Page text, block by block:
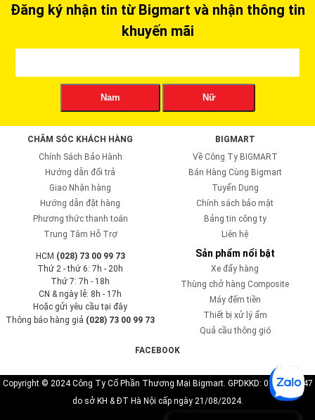
Đăng ký nhận tin từ Bigmart và nhận thông tin
khuyến mãi
Nam Nữ
CHĂM SÓC KHÁCH HÀNG
Chính Sách Bảo Hành
Hướng dẫn đổi trả
Giao Nhận hàng
Hướng dẫn đặt hàng
Phương thức thanh toán
Trung Tâm Hỗ Trợ
BIGMART
Về Công Ty BIGMART
Bán Hàng Cùng Bigmart
Tuyển Dụng
Chính sách bảo mật
Bảng tin công ty
Liên hệ
HCM (028) 73 00 99 73
Thứ 2 - thứ 6: 7h - 20h
Thứ 7: 7h - 18h
CN & ngày lễ: 8h - 17h
Hoặc gửi yêu cầu tại đây
Thông báo hàng giả (028) 73 00 99 73
Sản phẩm nổi bật
Xe đẩy hàng
Thùng chở hàng Composite
Máy đếm tiền
Thiết bị xử lý ẩm
Quả cầu thông gió
FACEBOOK
Copyright © 2024 Công Ty Cổ Phần Thương Mại Bigmart. GPDKKD: 0110819747
do sở KH & ĐT Hà Nội cấp ngày 21/08/2024.